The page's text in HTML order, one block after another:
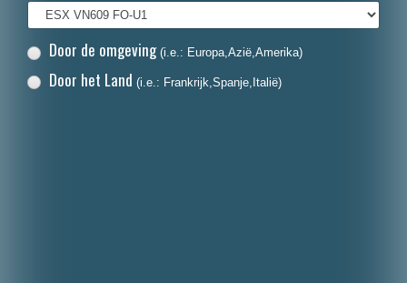
Polski
Dansk
Door de omgeving (i.e.: Europa,Azië,Amerika)
Door het Land (i.e.: Frankrijk,Spanje,Italië)